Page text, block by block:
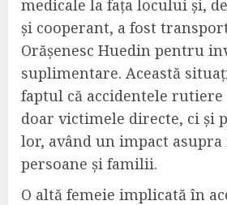
medicale la fața locului și,
și cooperant, a fost
Orășenesc Huedin pentru
suplimentare. Această
faptul că accidentele rutiere
doar victimele directe, ci și
lor, având un impact
persoane și familii.
O altă femeie implicată în